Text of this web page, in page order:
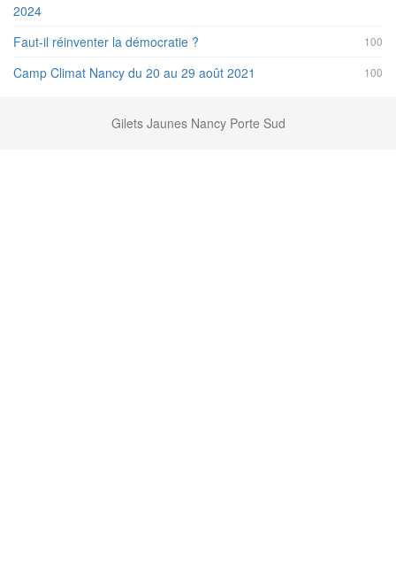
2024
100
Faut-il réinventer la démocratie ?
100
Camp Climat Nancy du 20 au 29 août 2021
Gilets Jaunes Nancy Porte Sud